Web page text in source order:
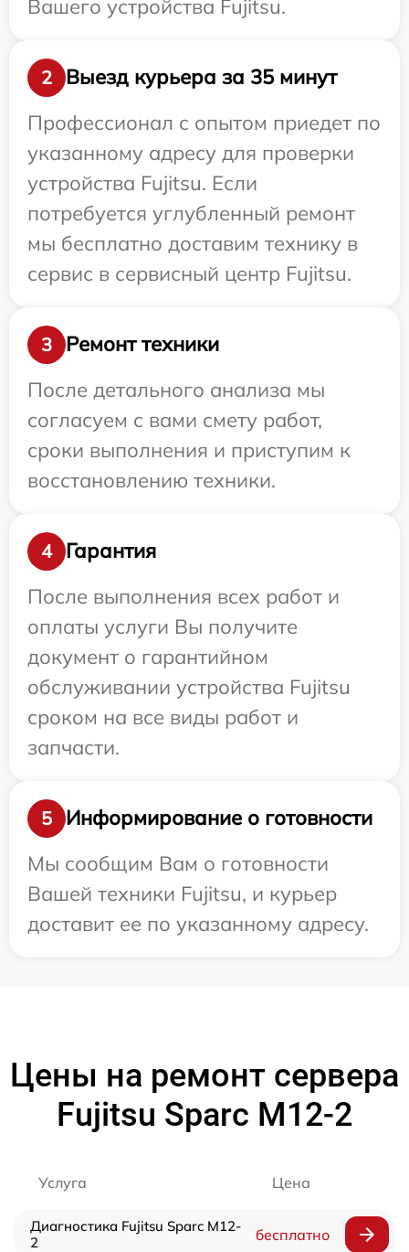
Вашего устройства Fujitsu.
2
Выезд курьера за 35 минут
Профессионал с опытом приедет по
указанному адресу для проверки
устройства Fujitsu. Если
потребуется углубленный ремонт
мы бесплатно доставим технику в
сервис в сервисный центр Fujitsu.
3
Ремонт техники
После детального анализа мы
согласуем с вами смету работ,
сроки выполнения и приступим к
восстановлению техники.
4
Гарантия
После выполнения всех работ и
оплаты услуги Вы получите
документ о гарантийном
обслуживании устройства Fujitsu
сроком на все виды работ и
запчасти.
5
Информирование о готовности
Мы сообщим Вам о готовности
Вашей техники Fujitsu, и курьер
доставит ее по указанному адресу.
Цены на ремонт сервера
Fujitsu Sparc M12-2
Услуга Цена
Диагностика Fujitsu Sparc M12-
2
бесплатно